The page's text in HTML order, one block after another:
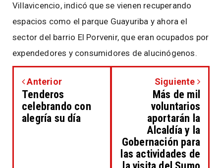
Villavicencio, indicó que se vienen recuperando
espacios como el parque Guayuriba y ahora el
sector del barrio El Porvenir, que eran ocupados por
expendedores y consumidores de alucinógenos.
Anterior
Tenderos
celebrando con
alegría su día
Siguiente
Más de mil
voluntarios
aportarán la
Alcaldía y la
Gobernación para
las actividades de